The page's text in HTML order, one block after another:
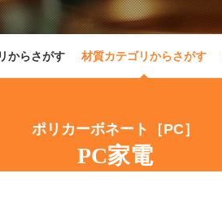
からさがす 材質カテゴリからさがす
ポリカーボネート［PC］
PC家電